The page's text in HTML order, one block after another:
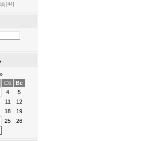
[44]
»
Сб
Вс
4
5
11
12
18
19
25
26